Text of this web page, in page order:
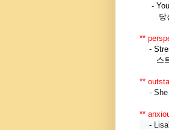
- You
당신
**
-
스트
**
- She
**
-